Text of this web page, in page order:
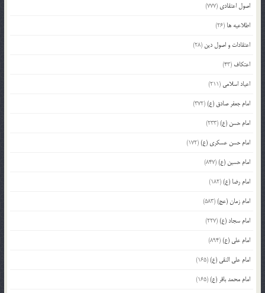
اصول اعتقادی (777)
اطلاعیه ها (26)
اعتقادات و اصول دین (28)
اعتکاف (43)
اعیاد اسلامی (211)
امام جعفر صادق (ع)(372)
امام حسن (ع)(233)
امام حسن عسکری (ع)(172)
امام حسین (ع)(847)
امام رضا (ع)(182)
امام زمان (عج)(583)
امام سجاد (ع)(227)
امام علی (ع)(894)
امام علی النقی (ع)(165)
امام محمد باقر (ع)(165)